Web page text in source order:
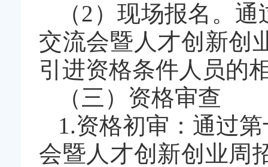
（2）现场报名。
交流会暨人才创新创
引进资格条件人员的
（三）资格审查
1.资格初审：通过
会暨人才创新创业周